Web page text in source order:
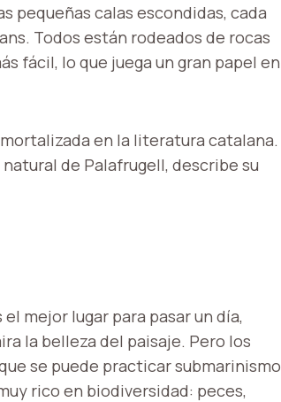
pequeñas calas escondidas, cada
Todos están rodeados de rocas
fácil, lo que juega un gran papel en
en la literatura catalana.
de Palafrugell, describe su
mejor lugar para pasar un día,
la belleza del paisaje. Pero los
se puede practicar submarinismo
rico en biodiversidad: peces,